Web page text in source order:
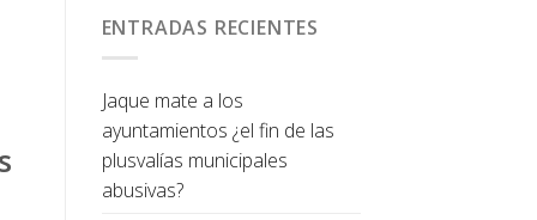
ENTRADAS RECIENTES
Jaque mate a los
ayuntamientos ¿el fin de las
plusvalías municipales
abusivas?